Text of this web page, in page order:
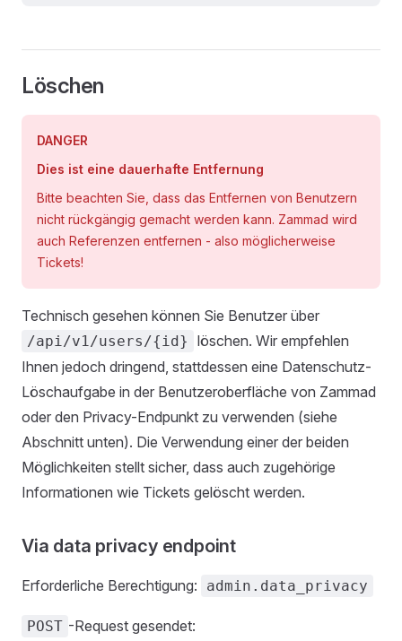
Löschen
DANGER
Dies ist eine dauerhafte Entfernung
Bitte beachten Sie, dass das Entfernen von Benutzern
nicht rückgängig gemacht werden kann. Zammad wird
auch Referenzen entfernen - also möglicherweise
Tickets!
Technisch gesehen können Sie Benutzer über
/api/v1/users/{id}
löschen. Wir empfehlen
Ihnen jedoch dringend, stattdessen eine Datenschutz-
Löschaufgabe in der Benutzeroberfläche von Zammad
oder den Privacy-Endpunkt zu verwenden (siehe
Abschnitt unten). Die Verwendung einer der beiden
Möglichkeiten stellt sicher, dass auch zugehörige
Informationen wie Tickets gelöscht werden.
Via data privacy endpoint
Erforderliche Berechtigung: admin.data_privacy
POST -Request gesendet: